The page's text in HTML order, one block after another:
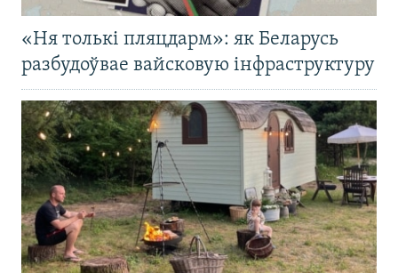
«Ня толькі пляцдарм»: як Беларусь
разбудоўвае вайсковую інфраструктуру